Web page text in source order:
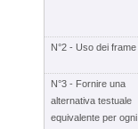
N°2 - Uso dei frame
N°3 - Fornire una
alternativa testuale
equivalente per ogni